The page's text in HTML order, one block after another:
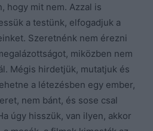
hogy mit nem. Azzal is
a testünk, elfogadjuk a
Szeretnénk nem érezni
miközben nem
Mégis hirdetjük, mutatjuk és
a létezésben egy ember,
nem bánt, és sose csal
úgy hisszük, van ilyen, akkor